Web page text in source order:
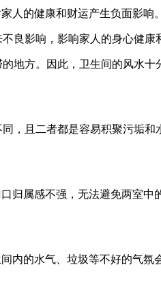
人的健康和财运产生负面影响。
影响，影响家人的身心健康
方。因此，卫生间的风水
，且二者都是容易积聚污垢
归属感不强，无法避免两室
内的水气、垃圾等不好的气